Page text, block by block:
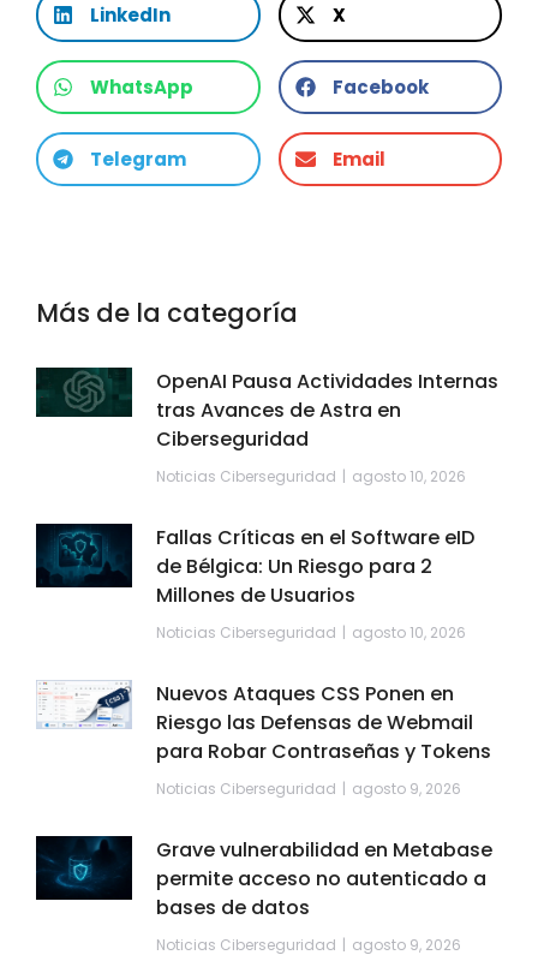
LinkedIn X
WhatsApp Facebook
Telegram Email
Más de la categoría
OpenAI Pausa Actividades Internas
tras Avances de Astra en
Ciberseguridad
Noticias Ciberseguridad agosto 10, 2026
Fallas Críticas en el Software eID
de Bélgica: Un Riesgo para 2
Millones de Usuarios
Noticias Ciberseguridad agosto 10, 2026
Nuevos Ataques CSS Ponen en
Riesgo las Defensas de Webmail
para Robar Contraseñas y Tokens
Noticias Ciberseguridad agosto 9, 2026
Grave vulnerabilidad en Metabase
permite acceso no autenticado a
bases de datos
Noticias Ciberseguridad agosto 9, 2026